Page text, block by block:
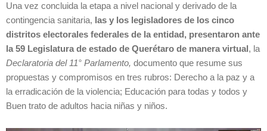
Una vez concluida la etapa a nivel nacional y derivado de la
contingencia sanitaria, las y los legisladores de los cinco
distritos electorales federales de la entidad, presentaron ante
la 59 Legislatura de estado de Querétaro de manera virtual , la
Declaratoria del 11° Parlamento, documento que resume sus
propuestas y compromisos en tres rubros: Derecho a la paz y a
la erradicación de la violencia; Educación para todas y todos y
Buen trato de adultos hacia niñas y niños.